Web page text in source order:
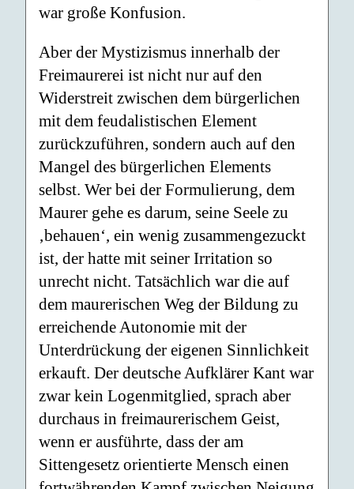
war große Konfusion.
Aber der Mystizismus innerhalb der
Freimaurerei ist nicht nur auf den
Widerstreit zwischen dem bürgerlichen
mit dem feudalistischen Element
zurückzuführen, sondern auch auf den
Mangel des bürgerlichen Elements
selbst. Wer bei der Formulierung, dem
Maurer gehe es darum, seine Seele zu
‚behauen‘, ein wenig zusammengezuckt
ist, der hatte mit seiner Irritation so
unrecht nicht. Tatsächlich war die auf
dem maurerischen Weg der Bildung zu
erreichende Autonomie mit der
Unterdrückung der eigenen Sinnlichkeit
erkauft. Der deutsche Aufklärer Kant war
zwar kein Logenmitglied, sprach aber
durchaus in freimaurerischem Geist,
wenn er ausführte, dass der am
Sittengesetz orientierte Mensch einen